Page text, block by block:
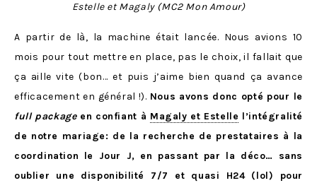
Estelle et Magaly (MC2 Mon Amour)
A partir de là, la machine était lancée. Nous avions 10
mois pour tout mettre en place, pas le choix, il fallait que
ça aille vite (bon… et puis j’aime bien quand ça avance
efficacement en général !). Nous avons donc opté pour le
full packageen confiant à Magaly et Estelle l’intégralité
de notre mariage: de la recherche de prestataires à la
coordination le Jour J, en passant par la déco… sans
oublier une disponibilité 7/7 et quasi H24 (lol) pour